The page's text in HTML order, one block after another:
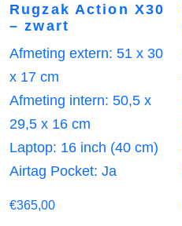
Rugzak Action X30
– zwart
Afmeting extern: 51 x 30
x 17 cm
Afmeting intern: 50,5 x
29,5 x 16 cm
Laptop: 16 inch (40 cm)
Airtag Pocket: Ja
€365,00